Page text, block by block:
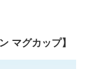
マグカップ】